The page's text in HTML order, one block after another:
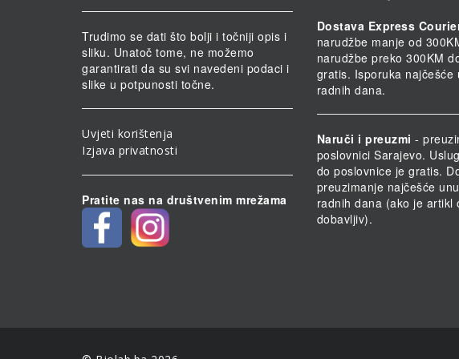
Trudimo se dati što bolji i točniji opis i
sliku. Unatoč tome, ne možemo
garantirati da su svi navedeni podaci i
slike u potpunosti točne.
Uvjeti korištenja
Izjava privatnosti
Pratite nas na društvenim mrežama
Dostava Express
narudžbe manje od
narudžbe preko 300KM
gratis. Isporuka najčešće
radnih dana.
Naruči i preuzmi -
poslovnici Sarajevo.
do poslovnice je gratis.
preuzimanje najčešće
radnih dana (ako je artikl
dobavljiv).